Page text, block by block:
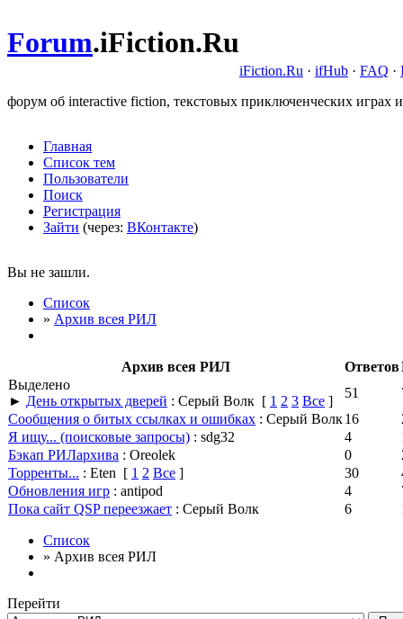
Forum.iFiction.Ru
iFiction.Ru · ifHub · FAQ ·
форум об interactive fiction, текстовых приключенческих играх
Главная
Список тем
Пользователи
Поиск
Регистрация
Зайти (через: ВКонтакте)
Вы не зашли.
Список
» Архив всея РИЛ
Архив всея РИЛ Ответов
Выделено
► День открытых дверей : Серый Волк [ 1 2 3 Все ]
51
Сообщения о битых ссылках и ошибках : Серый Волк16
Я ищу... (поисковые запросы) : sdg32 4
Бэкап РИЛархива : Oreolek 0
Торренты... : Eten [ 1 2 Все ] 30
Обновления игр : antipod 4
Пока сайт QSP переезжает : Серый Волк 6
Список
» Архив всея РИЛ
Перейти